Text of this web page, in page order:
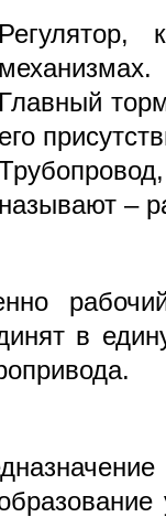
Регулятор,
механизмах.
Главный
его
называют –
в